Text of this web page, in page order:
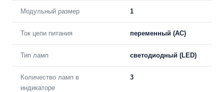
Модульный размер 1
Ток цепи питания переменный (АС)
Тип ламп светодиодный (LED)
Количество ламп в
индикаторе
3